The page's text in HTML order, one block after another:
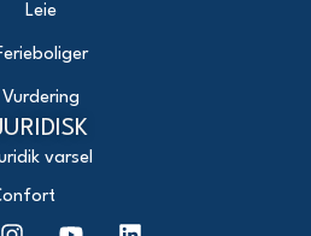
varsel
Leie
Vurdering
I
Y
L